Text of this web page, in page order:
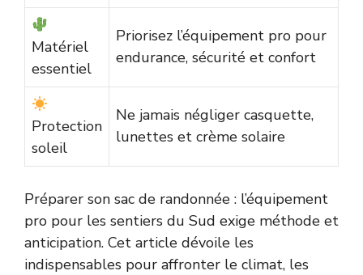
Matériel
essentiel
Priorisez l’équipement pro pour
endurance, sécurité et confort
Protection
soleil
Ne jamais négliger casquette,
lunettes et crème solaire
Préparer son sac de randonnée : l’équipement
pro pour les sentiers du Sud exige méthode et
anticipation. Cet article dévoile les
indispensables pour affronter le climat, les